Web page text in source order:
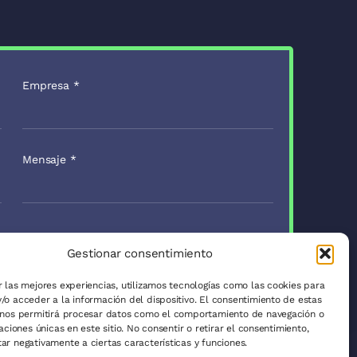
Gestionar consentimiento
las mejores experiencias, utilizamos tecnologías como las cookies para
o acceder a la información del dispositivo. El consentimiento de estas
permitirá procesar datos como el comportamiento de navegación o
únicas en este sitio. No consentir o retirar el consentimiento,
negativamente a ciertas características y funciones.
Empresa *
Mensaje *
Enviar
de Privacidad